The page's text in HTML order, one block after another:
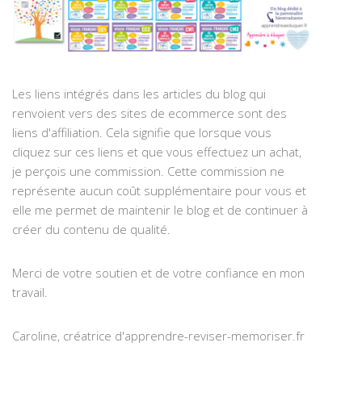
Les liens intégrés dans les articles du blog qui
renvoient vers des sites de ecommerce sont des
liens d'affiliation. Cela signifie que lorsque vous
cliquez sur ces liens et que vous effectuez un achat,
je perçois une commission. Cette commission ne
représente aucun coût supplémentaire pour vous et
elle me permet de maintenir le blog et de continuer à
créer du contenu de qualité.
Merci de votre soutien et de votre confiance en mon
travail.
Caroline, créatrice d'apprendre-reviser-memoriser.fr